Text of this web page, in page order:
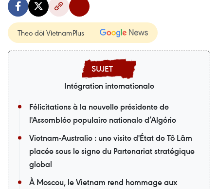
Theo dõi VietnamPlus
Intégration internationale
Félicitations à la nouvelle présidente de
l'Assemblée populaire nationale d’Algérie
Vietnam-Australie : une visite d'État de Tô Lâm
placée sous le signe du Partenariat stratégique
global
À Moscou, le Vietnam rend hommage aux